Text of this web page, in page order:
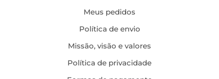
Meus pedidos
Política de envio
Missão, visão e valores
Política de privacidade